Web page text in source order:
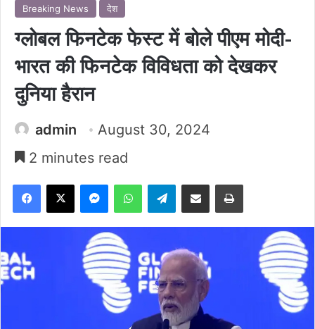
Breaking News देश
ग्लोबल फिनटेक फेस्ट में बोले पीएम मोदी-
भारत की फिनटेक विविधता को देखकर
दुनिया हैरान
admin
August 30, 2024
2 minutes read
Facebook
X MessengerWhatsAppTelegramShare via Email Print